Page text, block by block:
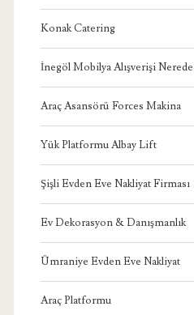
Konak Catering
İnegöl Mobilya Alışverişi
Araç Asansörü Forces Makina
Yük Platformu Albay Lift
Şişli Evden Eve Nakliyat Firması
Ev Dekorasyon & Danışmanlık
Ümraniye Evden Eve Nakliyat
Araç Platformu